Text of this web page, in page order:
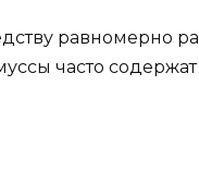
равномерно
часто